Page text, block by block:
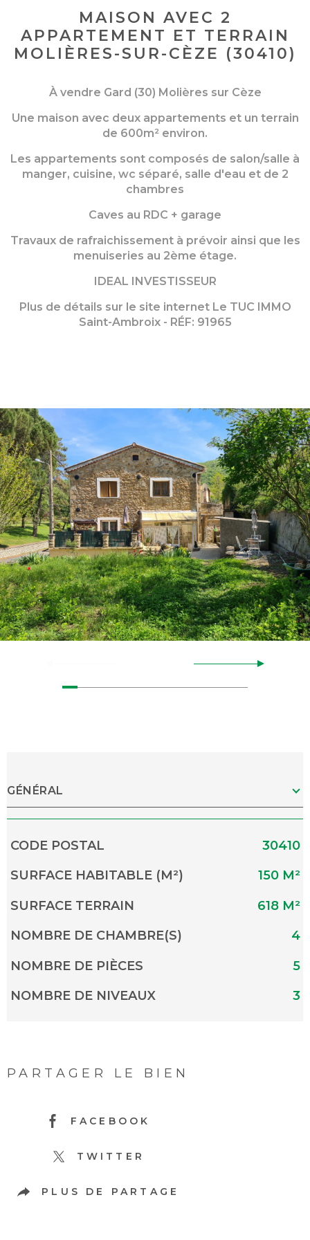
MAISON AVEC 2
APPARTEMENT ET TERRAIN
MOLIÈRES-SUR-CÈZE (30410)
À vendre Gard (30) Molières sur Cèze
Une maison avec deux appartements et un terrain
de 600m² environ.
Les appartements sont composés de salon/salle à
manger, cuisine, wc séparé, salle d'eau et de 2
chambres
Caves au RDC + garage
Travaux de rafraichissement à prévoir ainsi que les
menuiseries au 2ème étage.
IDEAL INVESTISSEUR
Plus de détails sur le site internet Le TUC IMMO
Saint-Ambroix - RÉF: 91965
GÉNÉRAL
Caractérisque Valeurs
CODE POSTAL
30410
SURFACE HABITABLE (M²)
150 M²
SURFACE TERRAIN
618 M²
NOMBRE DE CHAMBRE(S)
4
NOMBRE DE PIÈCES
5
NOMBRE DE NIVEAUX
3
PARTAGER LE BIEN
FACEBOOK
TWITTER
PLUS DE PARTAGE